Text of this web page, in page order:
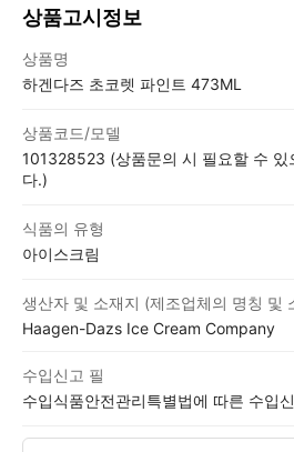
상품고시정보
상품명
하겐다즈 초코렛 파인트 473ML
상품코드/모델
101328523 (상품문의 시 필요할 수 있
다.)
식품의 유형
아이스크림
생산자 및 소재지 (제조업체의 명칭 및
Haagen-Dazs Ice Cream Company
수입신고 필
수입식품안전관리특별법에 따른 수입